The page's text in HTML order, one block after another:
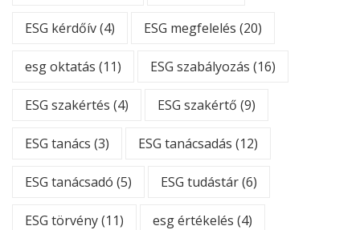
ESG kérdőív(4) ESG megfelelés (20)
esg oktatás (11) ESG szabályozás (16)
ESG szakértés (4) ESG szakértő (9)
ESG tanács (3) ESG tanácsadás (12)
ESG tanácsadó (5) ESG tudástár(6)
ESG törvény(11) esg értékelés (4)